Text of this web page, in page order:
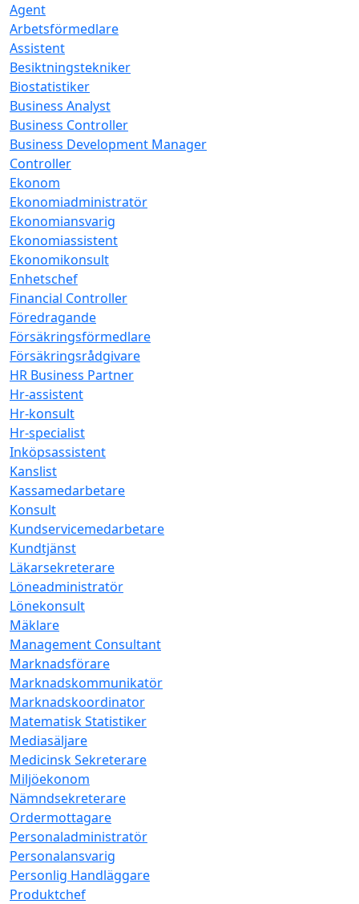
Agent
Arbetsförmedlare
Assistent
Besiktningstekniker
Biostatistiker
Business Analyst
Business Controller
Business Development Manager
Controller
Ekonom
Ekonomiadministratör
Ekonomiansvarig
Ekonomiassistent
Ekonomikonsult
Enhetschef
Financial Controller
Föredragande
Försäkringsförmedlare
Försäkringsrådgivare
HR Business Partner
Hr-assistent
Hr-konsult
Hr-specialist
Inköpsassistent
Kanslist
Kassamedarbetare
Konsult
Kundservicemedarbetare
Kundtjänst
Läkarsekreterare
Löneadministratör
Lönekonsult
Mäklare
Management Consultant
Marknadsförare
Marknadskommunikatör
Marknadskoordinator
Matematisk Statistiker
Mediasäljare
Medicinsk Sekreterare
Miljöekonom
Nämndsekreterare
Ordermottagare
Personaladministratör
Personalansvarig
Personlig Handläggare
Produktchef